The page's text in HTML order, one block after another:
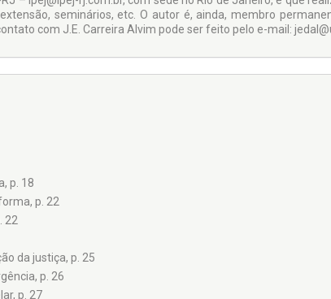
seminários, etc. O autor é, ainda, membro
com J.E. Carreira Alvim pode ser feito pelo e-mail:
p. 18
p. 22
22
da justiça, p. 25
p. 26
p. 27